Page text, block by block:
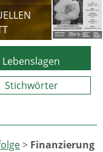
Lebenslagen
Stichwörter
> Finanzierung